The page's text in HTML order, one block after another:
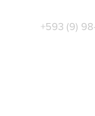
+593 (9)